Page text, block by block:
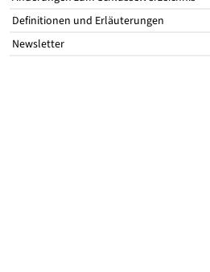
Definitionen und Erläuterungen
Newsletter